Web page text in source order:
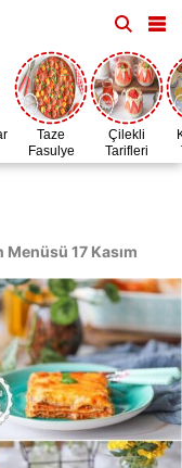
Taze
Fasulye
Zamanı
Çilekli
Tarifleri
Menüsü 17 Kasım